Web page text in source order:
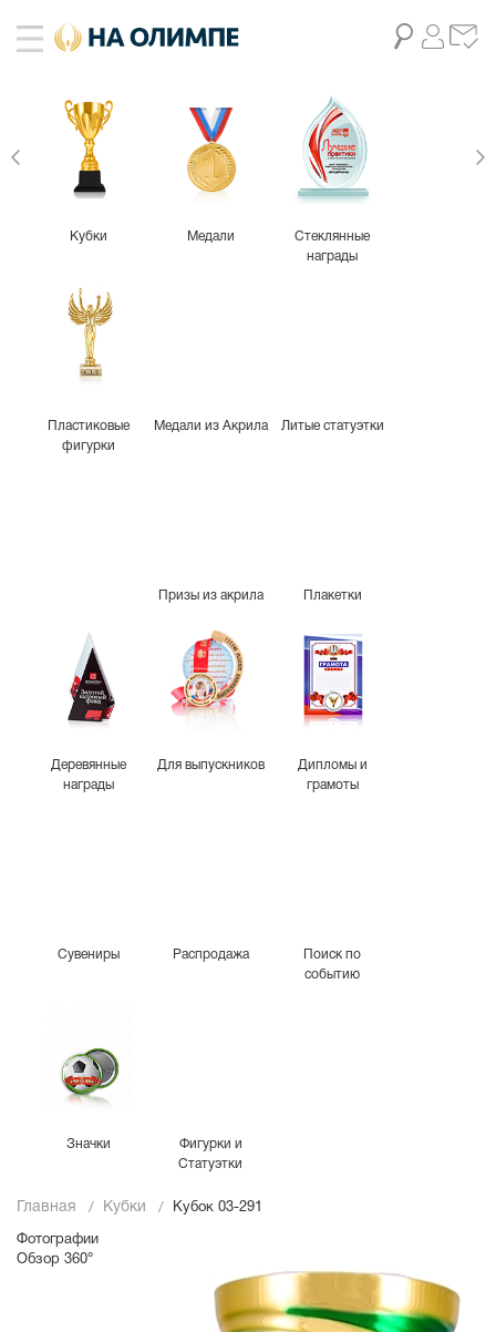
Кубки Медали
Стеклянные
награды
Пластиковые
фигурки
Медали из Акрила Литые статуэтки
Призы из акрила Плакетки
Деревянные
награды
Для выпускников
Дипломы и
грамоты
Сувениры Распродажа
Поиск по
событию
Значки
Фигурки и
Статуэтки
Главная Кубки Кубок 03-291
Фотографии
Обзор 360°